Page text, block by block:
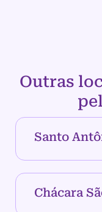
Outras
Santo
Chácara